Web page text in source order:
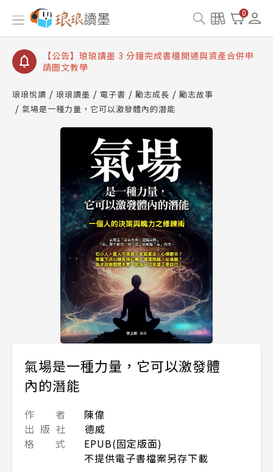
0
【公告】琅琅讀墨數位閱讀資產合併與書櫃開通申請
【公告】琅琅讀墨書櫃開通常見問題
【公告】琅琅讀墨 3 分鐘完成書櫃開通與資產合併申
請圖文教學
查詢
【公告】琅琅讀墨數位閱讀資產合併與書櫃開通申請
琅琅悅讀 琅琅讀墨 電子書 勵志成長
勵志故事
氣場是一種力量，它可以激發體內的潛能
氣場是一種力量，它可以激發體
內的潛能
作 者
陳偉
出 版 社
德威
格 式
EPUB(固定版面)
不提供電子書檔案另存下載